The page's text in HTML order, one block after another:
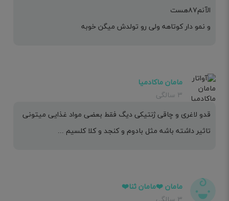
الآنم۸۷هست
و نمو دار کوتاهه ولی رو تولدش میگن خوبه
مامان ماکادمیا
۳ سالگی
قدو لاغری و چاقی ژنتیکی دیگ فقط بعضی مواد غذایی میتونی
تاثیر داشته باشه مثل بادوم و کنجد و کلا کلسیم ...
مامان ❤️مامان ثنا❤️